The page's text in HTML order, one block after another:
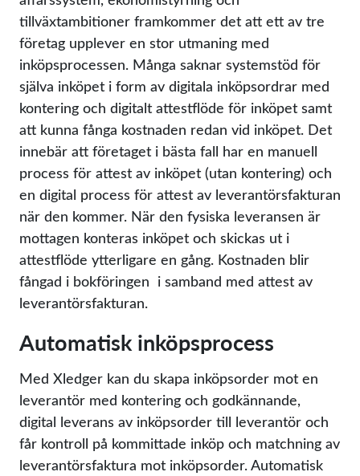
tillväxtambitioner framkommer det att ett av tre
företag upplever en stor utmaning med
inköpsprocessen. Många saknar systemstöd för
själva inköpet i form av digitala inköpsordrar med
kontering och digitalt attestflöde för inköpet samt
att kunna fånga kostnaden redan vid inköpet. Det
innebär att företaget i bästa fall har en manuell
process för attest av inköpet (utan kontering) och
en digital process för attest av leverantörsfakturan
när den kommer. När den fysiska leveransen är
mottagen konteras inköpet och skickas ut i
attestflöde ytterligare en gång. Kostnaden blir
fångad i bokföringen i samband med attest av
leverantörsfakturan. ​
Automatisk inköpsprocess
Med Xledger kan du skapa inköpsorder mot en
leverantör med kontering och godkännande,
digital leverans av inköpsorder till leverantör och
får kontroll på kommittade inköp och matchning av
leverantörsfaktura mot inköpsorder. Automatisk